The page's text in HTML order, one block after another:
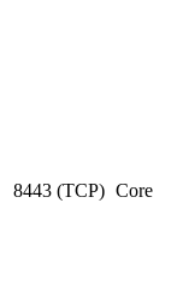
8443 (TCP) Core